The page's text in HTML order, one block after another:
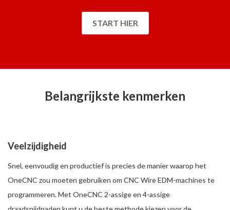
START HIER
Belangrijkste kenmerken
Veelzijdigheid
Snel, eenvoudig en productief is precies de manier waarop het
OneCNC zou moeten gebruiken om CNC Wire EDM-machines te
programmeren. Met OneCNC 2-assige en 4-assige